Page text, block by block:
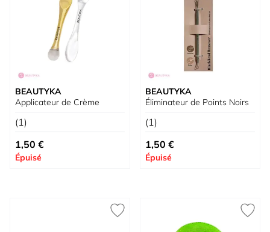
BEAUTYKA
Applicateur de Crème
(1)
1,50 €
Épuisé
BEAUTYKA
Éliminateur de Points Noirs
(1)
1,50 €
Épuisé